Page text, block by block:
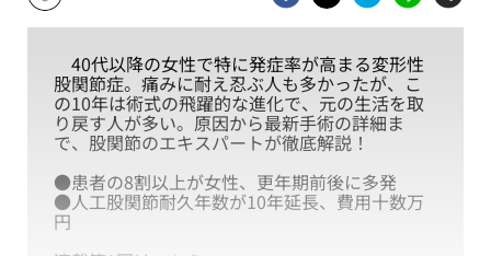
40代以降の女性で特に発症率が高まる変形性
股関節症。痛みに耐え忍ぶ人も多かったが、こ
の10年は術式の飛躍的な進化で、元の生活を取
り戻す人が多い。原因から最新手術の詳細ま
で、股関節のエキスパートが徹底解説！
●患者の8割以上が女性、更年期前後に多発
●人工股関節耐久年数が10年延長、費用十数万
円